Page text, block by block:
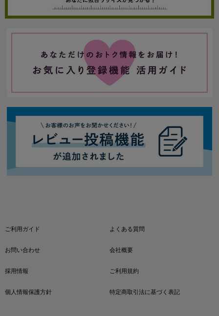
ご利用ガイド よくある質問
お問い合わせ 会社概要
採用情報 ご利用規約
個人情報保護方針 特定商取引法に基づく表記